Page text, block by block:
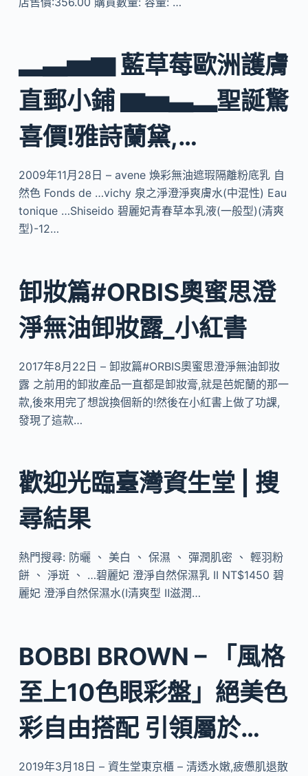
▂▃▅▆ 藍草莓歐洲護膚
直郵小鋪 ▆▅▃▂聖誕驚
喜價!雅詩蘭黛,…
2009年11月28日 – avene 煥彩無油遮瑕隔離粉底乳 自
然色 Fonds de …vichy 泉之淨澄淨爽膚水(中混性) Eau
tonique …Shiseido 碧麗妃青春草本乳液(一般型)(清爽
型)-12…
卸妝篇#ORBIS奧蜜思澄
淨無油卸妝露_小紅書
2017年8月22日 – 卸妝篇#ORBIS奧蜜思澄淨無油卸妝
露 之前用的卸妝產品一直都是卸妝膏,就是芭妮蘭的那一
款,後來用完了想說換個新的!然後在小紅書上做了功課,
發現了這款…
歡迎光臨臺灣資生堂 | 搜
尋結果
熱門搜尋: 防曬 、 美白 、 保濕 、 彈潤肌密 、 輕羽粉
餅 、 淨斑 、 …碧麗妃 澄淨自然保濕乳 II NT$1450 碧
麗妃 澄淨自然保濕水(Ⅰ清爽型 Ⅱ滋潤…
BOBBI BROWN – 「風格
至上10色眼彩盤」絕美色
彩自由搭配 引領屬於…
2019年3月18日 – 資生堂東京櫃 – 清透水嫩,疲憊肌退散